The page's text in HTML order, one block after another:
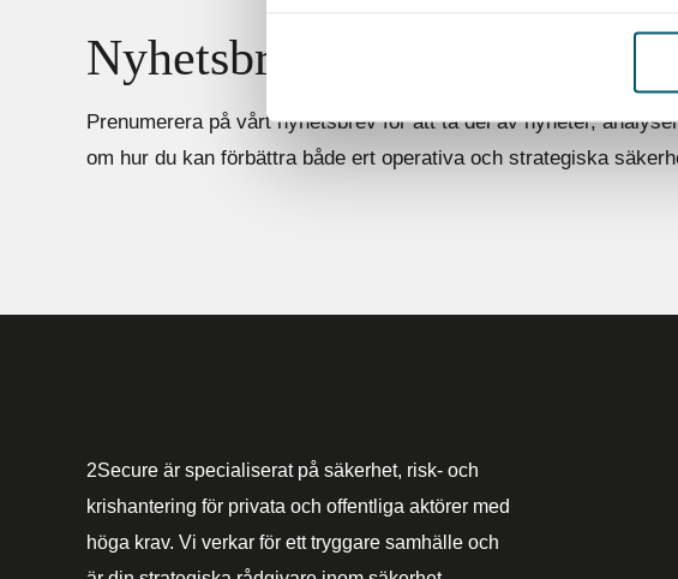
Nyhetsbrev
Prenumerera på vårt nyhetsbrev för att ta del av nyheter,
om hur du kan förbättra både ert operativa och strategiska
2Secure är specialiserat på säkerhet, risk- och
krishantering för privata och offentliga aktörer med
höga krav. Vi verkar för ett tryggare samhälle och